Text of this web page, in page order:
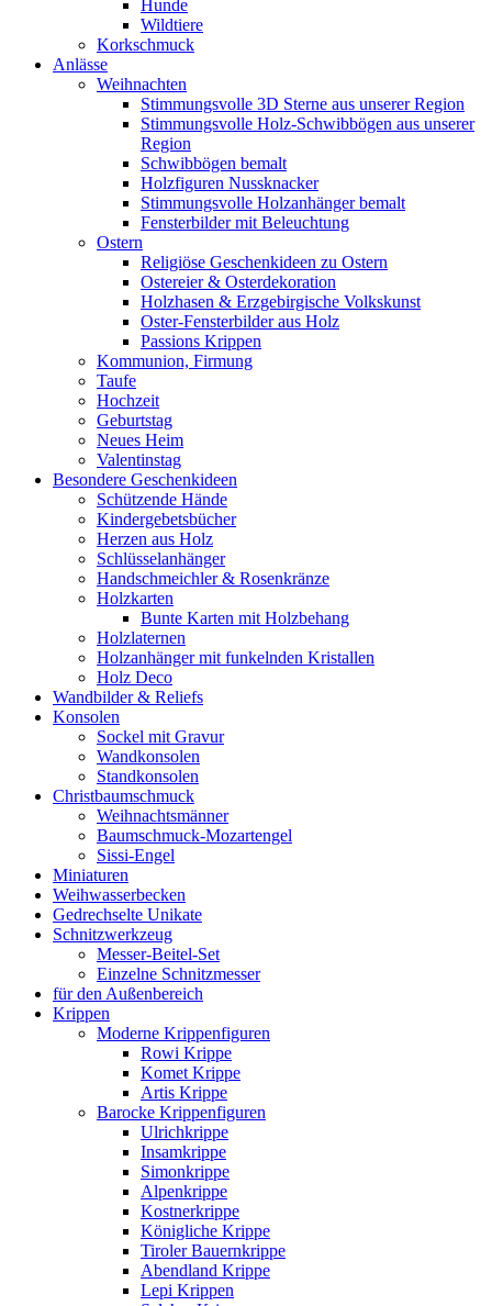
Hunde
Wildtiere
Korkschmuck
Anlässe
Weihnachten
Stimmungsvolle 3D Sterne aus unserer Region
Stimmungsvolle Holz-Schwibbögen aus unserer
Region
Schwibbögen bemalt
Holzfiguren Nussknacker
Stimmungsvolle Holzanhänger bemalt
Fensterbilder mit Beleuchtung
Ostern
Religiöse Geschenkideen zu Ostern
Ostereier & Osterdekoration
Holzhasen & Erzgebirgische Volkskunst
Oster-Fensterbilder aus Holz
Passions Krippen
Kommunion, Firmung
Taufe
Hochzeit
Geburtstag
Neues Heim
Valentinstag
Besondere Geschenkideen
Schützende Hände
Kindergebetsbücher
Herzen aus Holz
Schlüsselanhänger
Handschmeichler & Rosenkränze
Holzkarten
Bunte Karten mit Holzbehang
Holzlaternen
Holzanhänger mit funkelnden Kristallen
Holz Deco
Wandbilder & Reliefs
Konsolen
Sockel mit Gravur
Wandkonsolen
Standkonsolen
Christbaumschmuck
Weihnachtsmänner
Baumschmuck-Mozartengel
Sissi-Engel
Miniaturen
Weihwasserbecken
Gedrechselte Unikate
Schnitzwerkzeug
Messer-Beitel-Set
Einzelne Schnitzmesser
für den Außenbereich
Krippen
Moderne Krippenfiguren
Rowi Krippe
Komet Krippe
Artis Krippe
Barocke Krippenfiguren
Ulrichkrippe
Insamkrippe
Simonkrippe
Alpenkrippe
Kostnerkrippe
Königliche Krippe
Tiroler Bauernkrippe
Abendland Krippe
Lepi Krippen